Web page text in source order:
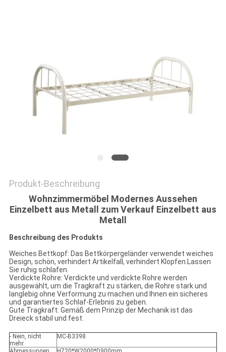
PRIVACY
POLICY
Produkt-Beschreibung
Wohnzimmermöbel Modernes Aussehen
Einzelbett aus Metall zum Verkauf Einzelbett aus
Metall
Beschreibung des Produkts
Weiches Bettkopf: Das Bettkörpergeländer verwendet weiches
Design, schön, verhindert Artikelfall, verhindert Klopfen.Lassen
Sie ruhig schlafen.
Verdickte Rohre: Verdickte und verdickte Rohre werden
ausgewählt, um die Tragkraft zu stärken, die Rohre stark und
langlebig ohne Verformung zu machen und Ihnen ein sicheres
und garantiertes Schlaf-Erlebnis zu geben.
Gute Tragkraft: Gemäß dem Prinzip der Mechanik ist das
Dreieck stabil und fest.
- Nein, nicht
mehr.
MC-B3398